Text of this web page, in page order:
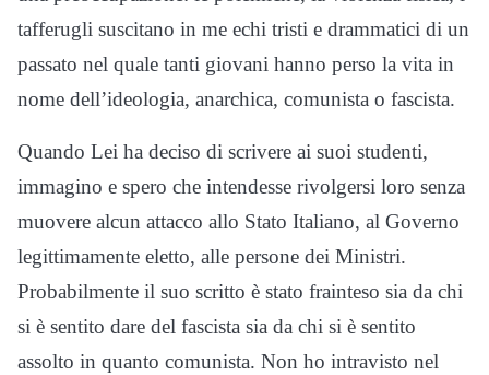
tafferugli suscitano in me echi tristi e drammatici di un
passato nel quale tanti giovani hanno perso la vita in
nome dell’ideologia, anarchica, comunista o fascista.
Quando Lei ha deciso di scrivere ai suoi studenti,
immagino e spero che intendesse rivolgersi loro senza
muovere alcun attacco allo Stato Italiano, al Governo
legittimamente eletto, alle persone dei Ministri.
Probabilmente il suo scritto è stato frainteso sia da chi
si è sentito dare del fascista sia da chi si è sentito
assolto in quanto comunista. Non ho intravisto nel